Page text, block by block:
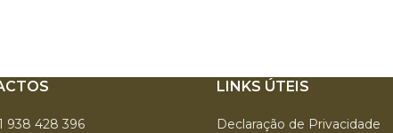
938 428 396
LINKS ÚTEIS
Declaração de Privacidade